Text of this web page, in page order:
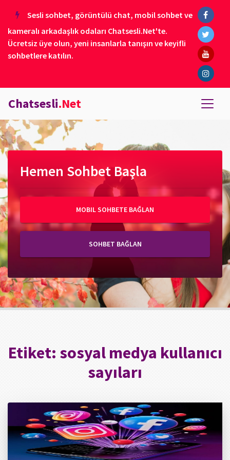
Sesli sohbet, görüntülü chat, mobil sohbet ve
kameralı arkadaşlık odaları Chatsesli.Net'te.
Ücretsiz üye olun, yeni insanlarla tanışın ve keyifli
sohbetlere katılın.
Chatsesli.Net
Hemen Sohbet Başla
MOBIL SOHBETE BAĞLAN
SOHBET BAĞLAN
Etiket: sosyal medya kullanıcı
sayıları